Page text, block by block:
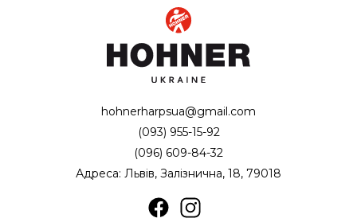
hohnerharpsua@gmail.com
(093) 955-15-92
(096) 609-84-32
Адреса: Львів, Залізнична, 18, 79018